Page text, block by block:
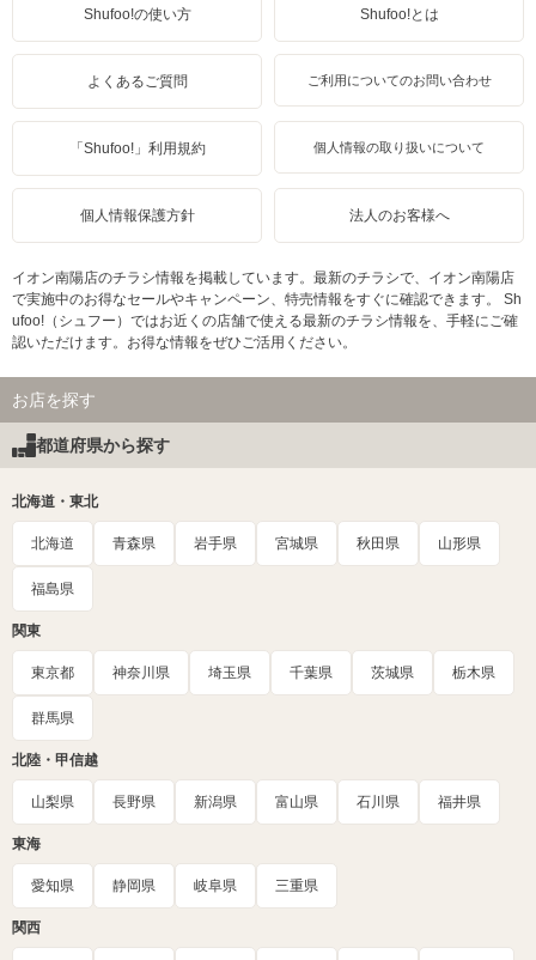
Shufoo!の使い方 Shufoo!とは
よくあるご質問 ご利用についてのお問い合わせ
「Shufoo!」利用規約 個人情報の取り扱いについて
個人情報保護方針 法人のお客様へ
イオン南陽店のチラシ情報を掲載しています。最新のチラシで、イオン南陽店
で実施中のお得なセールやキャンペーン、特売情報をすぐに確認できます。 Sh
ufoo!（シュフー）ではお近くの店舗で使える最新のチラシ情報を、手軽にご確
認いただけます。お得な情報をぜひご活用ください。
お店を探す
都道府県から探す
北海道・東北
北海道 青森県 岩手県 宮城県 秋田県 山形県
福島県
関東
東京都 神奈川県 埼玉県 千葉県 茨城県 栃木県
群馬県
北陸・甲信越
山梨県 長野県 新潟県 富山県 石川県 福井県
東海
愛知県 静岡県 岐阜県 三重県
関西